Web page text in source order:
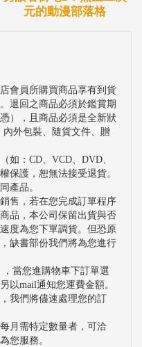
元的動漫部落格
會員所購買商品享有到貨
退回之商品必須於鑑賞期
），且商品必須是全新狀
外包裝、隨貨文件、贈
如：CD、VCD、DVD、
保護，恕無法接受退貨。
產品。
售，若在您完成訂單程序
品，本公司保留出貨與否
度為您下單調貨。但恐原
缺書部份我們將為您進行
當您進購物車下訂單選
以mail通知您運費金額。
我們將儘速處理您的訂
月需特定數量者，可洽
您服務。